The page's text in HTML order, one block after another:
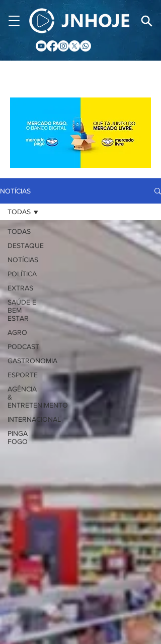
NOTÍCIAS
TODAS
DESTAQUE
NOTÍCIAS
POLÍTICA
EXTRAS
SAÚDE E
BEM
ESTAR
AGRO
PODCAST
GASTRONOMIA
ESPORTE
AGÊNCIA
&
ENTRETENIMENTO
INTERNACIONAL
PINGA
FOGO
TODAS